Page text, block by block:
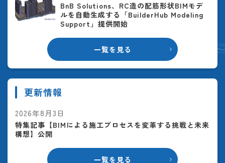
一覧を見る
BnB Solutions、RC造の配筋形状BIMモデ
ルを自動生成する「BuilderHub Modeling
Support」提供開始
更新情報
一覧を見る
2026年8月3日
特集記事【BIMによる施工プロセスを変革する挑戦と未来
構想】公開